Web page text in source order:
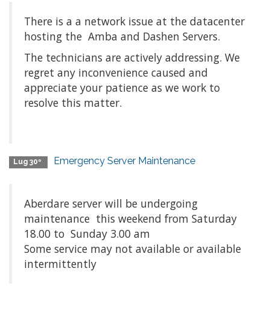
There is a a network issue at the datacenter
hosting the Amba and Dashen Servers.
The technicians are actively addressing. We
regret any inconvenience caused and
appreciate your patience as we work to
resolve this matter.
Lug 30º Emergency Server Maintenance
Aberdare server will be undergoing
maintenance this weekend from Saturday
18.00 to Sunday 3.00 am
Some service may not available or available
intermittently